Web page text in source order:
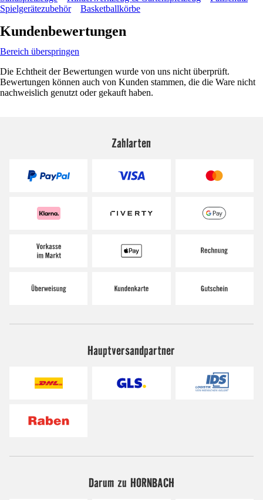
Spielgerätezubehör
Basketballkörbe
Kundenbewertungen
Bereich überspringen
Die Echtheit der Bewertungen wurde von uns nicht überprüft.
Bewertungen können auch von Kunden stammen, die die Ware nicht
nachweislich genutzt oder gekauft haben.
Zahlarten
Hauptversandpartner
Darum zu HORNBACH